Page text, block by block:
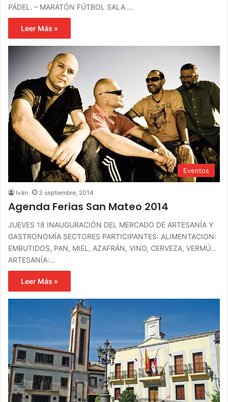
PÁDEL. – MARATÓN FÚTBOL SALA.…
Leer Más »
Eventos
Iván 3 septiembre, 2014
Agenda Ferias San Mateo 2014
JUEVES 18 INAUGURACIÓN DEL MERCADO DE ARTESANÍA Y
GASTRONOMÍA SECTORES PARTICIPANTES: ALIMENTACION:
EMBUTIDOS, PAN, MIEL, AZAFRÁN, VINO, CERVEZA, VERMÚ…
ARTESANÍA:…
Leer Más »